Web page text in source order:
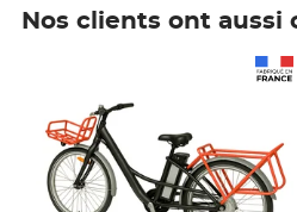
Nos clients ont aussi